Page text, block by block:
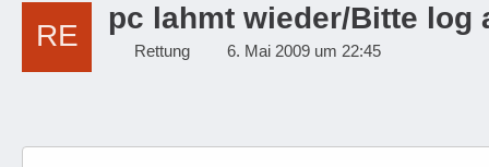
pc lahmt wieder/Bitte log
Rettung 6. Mai 2009 um 22:45